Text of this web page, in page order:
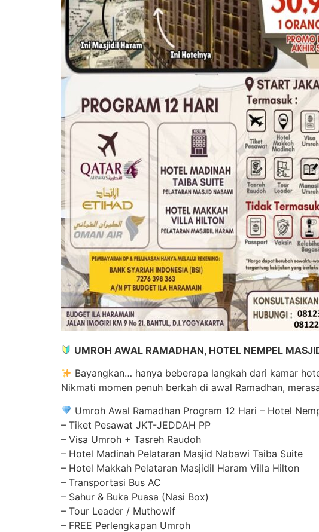
UMROH AWAL RAMADHAN, HOTEL NEMPEL
Bayangkan… hanya beberapa langkah dari kamar
Nikmati momen penuh berkah di awal Ramadhan,
Umroh Awal Ramadhan Program 12 Hari – Hotel
– Tiket Pesawat JKT-JEDDAH PP
– Visa Umroh + Tasreh Raudoh
– Hotel Madinah Pelataran Masjid Nabawi Taiba Suite
– Hotel Makkah Pelataran Masjidil Haram Villa Hilton
– Transportasi Bus AC
– Sahur & Buka Puasa (Nasi Box)
– Tour Leader / Muthowif
– FREE Perlengkapan Umroh